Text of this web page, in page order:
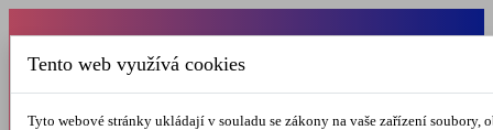
Od 1.7.-31.8.2026 budeme mít v pátek
zkrácenou provozní dobu do 12.00 hod. Přejeme
Tento web využívá cookies
Tyto webové stránky ukládají v souladu se zákony na vaše zařízení